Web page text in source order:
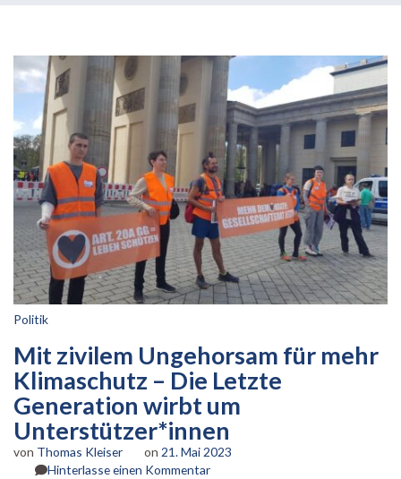
Politik
Mit zivilem Ungehorsam für mehr
Klimaschutz – Die Letzte
Generation wirbt um
Unterstützer*innen
von Thomas Kleiser on 21. Mai 2023
Hinterlasse einen Kommentarzu